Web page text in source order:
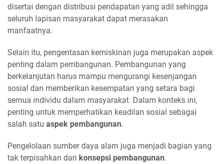
disertai dengan distribusi pendapatan yang adil sehingga
seluruh lapisan masyarakat dapat merasakan
manfaatnya.
Selain itu, pengentasan kemiskinan juga merupakan aspek
penting dalam pembangunan. Pembangunan yang
berkelanjutan harus mampu mengurangi kesenjangan
sosial dan memberikan kesempatan yang setara bagi
semua individu dalam masyarakat. Dalam konteks ini,
penting untuk memperhatikan keadilan sosial sebagai
salah satu aspek pembangunan.
Pengelolaan sumber daya alam juga menjadi bagian yang
tak terpisahkan dari konsepsi pembangunan.